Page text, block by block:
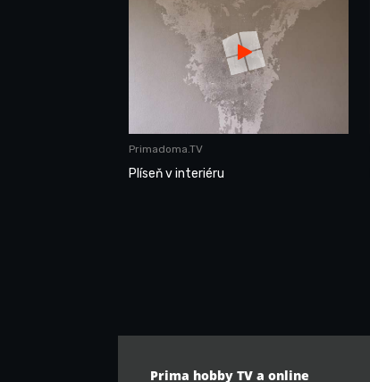
Primadoma.TV
Plíseň v interiéru
Prima hobby TV a online